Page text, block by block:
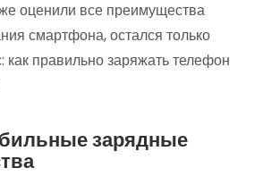
оценили все преимущества
смартфона, остался только
как правильно заряжать телефон
зарядные